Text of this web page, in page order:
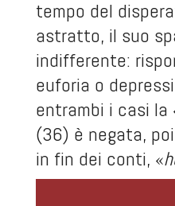
tempo del
astratto, il suo
indifferente:
euforia o
entrambi i casi la
(36) è negata,
in fin dei conti, «